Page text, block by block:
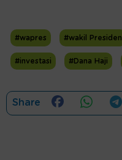
#wapres #wakil Presiden
#investasi #Dana Haji
Share